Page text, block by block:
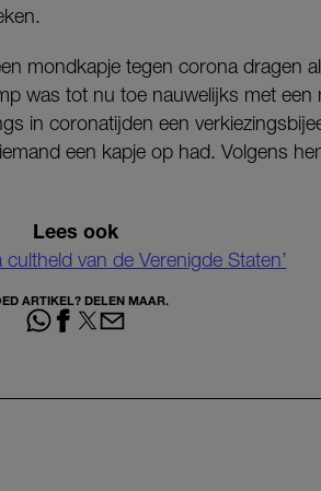
mondkapje tegen corona dragen
was tot nu toe nauwelijks met
in coronatijden een
een kapje op had. Volgens
Lees ook
cultheld van de Verenigde Staten’
ARTIKEL? DELEN MAAR.